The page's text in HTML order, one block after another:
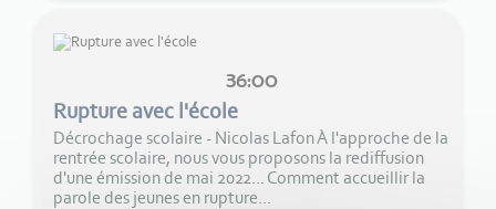
36:00
Rupture avec l'école
Décrochage scolaire - Nicolas Lafon À l'approche de la
rentrée scolaire, nous vous proposons la rediffusion
d'une émission de mai 2022... Comment accueillir la
parole des jeunes en rupture...